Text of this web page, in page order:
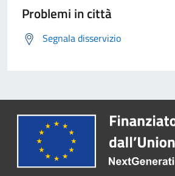
Problemi in città
Segnala disservizio